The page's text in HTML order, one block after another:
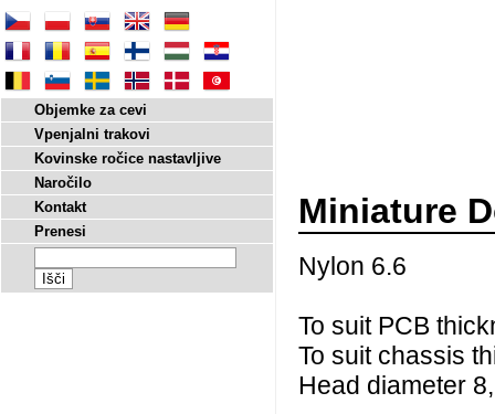
Miniature
Nylon 6.6
To suit PCB
To suit chassis
Head diameter
Objemke za cevi
Vpenjalni trakovi
Kovinske ročice nastavljive
Naročilo
Kontakt
Prenesi